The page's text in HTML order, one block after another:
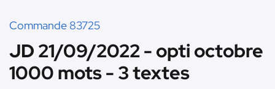
Commande 83725
JD 21/09/2022 - opti octobre
1000 mots - 3 textes